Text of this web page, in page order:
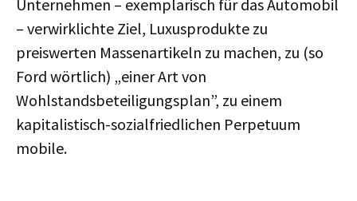
Unternehmen – exemplarisch für das Automobil
– verwirklichte Ziel, Luxusprodukte zu
preiswerten Massenartikeln zu machen, zu (so
Ford wörtlich) „einer Art von
Wohlstandsbeteiligungsplan”, zu einem
kapitalistisch-sozialfriedlichen Perpetuum
mobile.